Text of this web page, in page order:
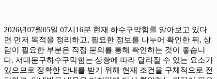
2026년07월05일 07시16분 현재 하수구막힘를 알아보고 있다
면 먼저 목적을 정리하고, 필요한 정보를 나누어 확인한 뒤, 상
담이 필요한 부분은 직접 문의를 통해 확인하는 것이 좋습니
다. 서대문구하수구막힘는 상황에 따라 달라질 수 있는 요소가
있으므로 정확한 안내를 받기 위해 현재 조건을 구체적으로 전